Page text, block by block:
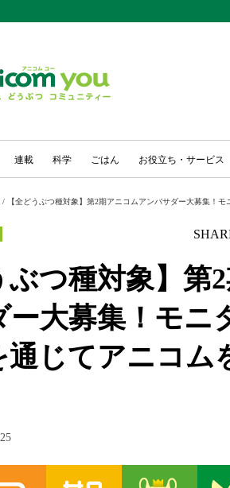
連載 科学 ごはん お役立ち・サービス
/ 【全どうぶつ種対象】第2期アニコムアンバサダー大募集！
ぶつ種対象】第
ー大募集！モニ
通じてアニコム